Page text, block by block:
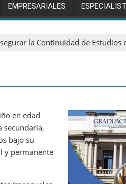
EMPRESARIALES
la Continuidad de Estudios
en edad
secundaria,
bajo su
y permanente